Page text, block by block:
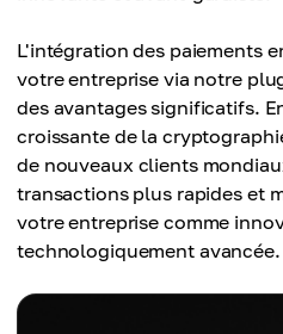
L'intégration des paiements
votre entreprise via notre
des avantages significatifs.
croissante de la
de nouveaux clients
transactions plus rapides et
votre entreprise comme
technologiquement avancée.